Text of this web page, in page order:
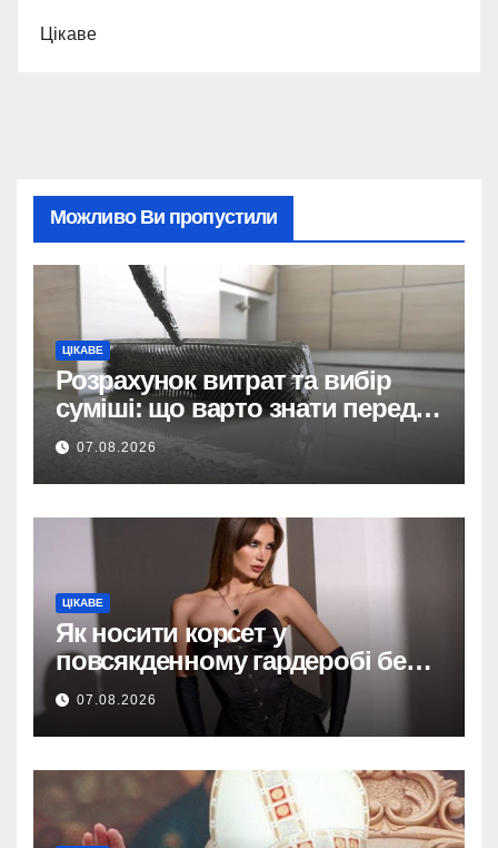
Цікаве
Можливо Ви пропустили
ЦІКАВЕ
Розрахунок витрат та вибір
суміші: що варто знати перед
тим, як купити наливну підлогу
07.08.2026
ЦІКАВЕ
Як носити корсет у
повсякденному гардеробі без
надмірної театральності
07.08.2026